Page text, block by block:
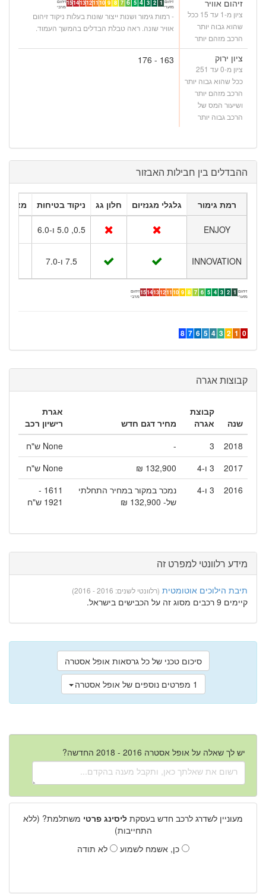
זיהום אוויר
ציון מ-1 עד 15 ככל
שהוא גבוה יותר
הרכב מזהם יותר
מזערי 1
2
3
4
5
6
7
8
9
10
11
12
13
14
15מרבי
- רמות גימור ושנות ייצור שונות בעלות ניקוד זיהום
אוויר שונה. ראה טבלת הבדלים בהמשך העמוד.
ציון ירוק
ציון מ-0 עד 251
ככל שהוא גבוה יותר
הרכב מזהם יותר
ושיעור המס של
הרכב גבוה יותר
163 - 176
ההבדלים בין חבילות האבזור
רמת גימור גלגלי מגנזיום חלון גג ניקוד בטיחות מצלמת
ENJOY 0.5, 5.0 ו-6.0
INNOVATION 7.5 ו-7.0
זיהום
מזערי 1
2
3
4
5
6
7
8
9
10
11
12
13
14
15זיהום
מרבי
0
1
2
3
4
5
6
7
8
קבוצות אגרה
שנה
קבוצת
אגרה
מחיר דגם חדש
אגרת
רישיון רכב
2018
3
-
None ש"ח
2017
3 ו-4 132,900 ₪
None ש"ח
2016
3 ו-4
נמכר במקור במחיר התחלתי
של- 132,900 ₪
1611 -
1921 ש"ח
מידע רלוונטי למפרט זה
תיבת הילוכים אוטומטית (רלוונטי לשנים: 2016 - 2016)
קיימים 9 רכבים מסוג זה על הכבישים בישראל.
סיכום טכני של כל גרסאות אופל אסטרה
1 מפרטים נוספים של אופל אסטרה
יש לך שאלה על אופל אסטרה 2016 - 2018 החדשה?
מעוניין לשדרג לרכב חדש בעסקת ליסינג פרטי משתלמת? (ללא
התחייבות)
כן, אשמח לשמוע
לא תודה